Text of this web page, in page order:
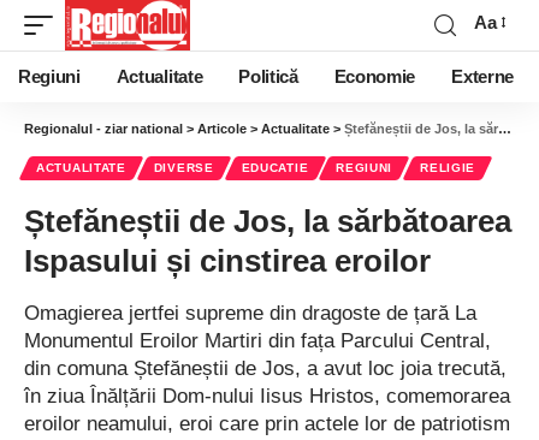
Aa
Regiuni Actualitate Politică Economie Externe
Regionalul - ziar national > Articole > Actualitate > Ștefăneștii de Jos, la sărbătoarea Ispasului și cinstirea eroilor
ACTUALITATE DIVERSE EDUCATIE REGIUNI RELIGIE
Ștefăneștii de Jos, la sărbătoarea
Ispasului și cinstirea eroilor
Omagierea jertfei supreme din dragoste de țară La
Monumentul Eroilor Martiri din fața Parcului Central,
din comuna Ștefăneștii de Jos, a avut loc joia trecută,
în ziua Înălțării Dom-nului Iisus Hristos, comemorarea
eroilor neamului, eroi care prin actele lor de patriotism